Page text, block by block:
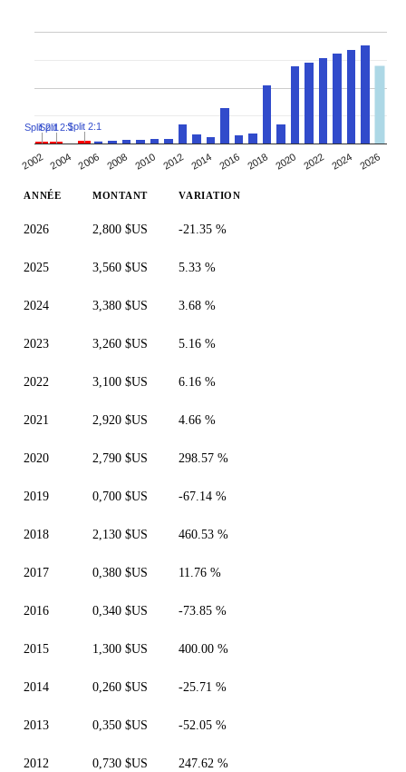
2002 2004 2006 2008 2010 2012 2014 2016 2018 2020 2022 2024 2026
Split 2:1
Split 2:1Split 2:1
ANNÉE MONTANT VARIATION
2026 2,800 $US -21.35 %
2025 3,560 $US 5.33 %
2024 3,380 $US 3.68 %
2023 3,260 $US 5.16 %
2022 3,100 $US 6.16 %
2021 2,920 $US 4.66 %
2020 2,790 $US 298.57 %
2019 0,700 $US -67.14 %
2018 2,130 $US 460.53 %
2017 0,380 $US 11.76 %
2016 0,340 $US -73.85 %
2015 1,300 $US 400.00 %
2014 0,260 $US -25.71 %
2013 0,350 $US -52.05 %
2012 0,730 $US 247.62 %